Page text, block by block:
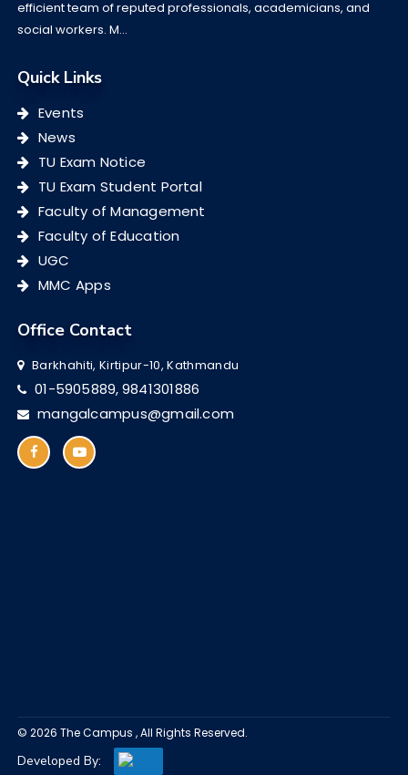
efficient team of reputed professionals, academicians, and
social workers. M...
Quick Links
Events
News
TU Exam Notice
TU Exam Student Portal
Faculty of Management
Faculty of Education
UGC
MMC Apps
Office Contact
Barkhahiti, Kirtipur-10, Kathmandu
01-5905889,9841301886
mangalcampus@gmail.com
© 2026 The Campus , All Rights Reserved.
Developed By: